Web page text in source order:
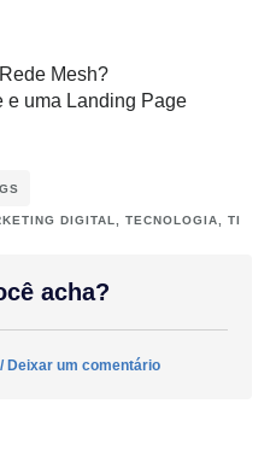
Mesh?
e uma Landing Page
DIGITAL TECNOLOGIA TI
acha?
Deixar um comentário